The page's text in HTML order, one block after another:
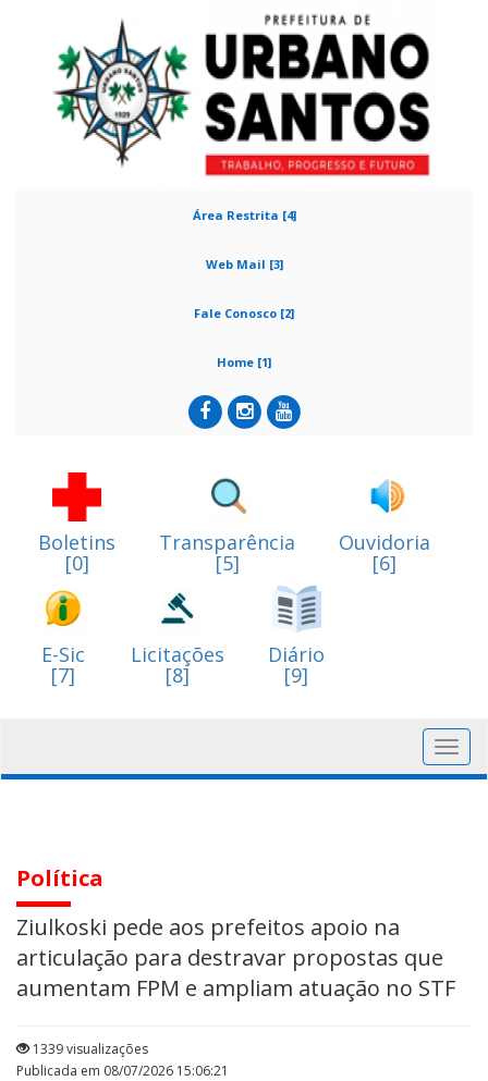
Área Restrita [4]
Web Mail [3]
Fale Conosco [2]
Home [1]
Boletins
[0]
Transparência
[5]
Ouvidoria
[6]
E-Sic
[7]
Licitações
[8]
Diário
[9]
Política
Ziulkoski pede aos prefeitos apoio na
articulação para destravar propostas que
aumentam FPM e ampliam atuação no STF
1339 visualizações
Publicada em 08/07/2026 15:06:21